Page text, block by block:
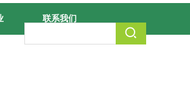
联系我们